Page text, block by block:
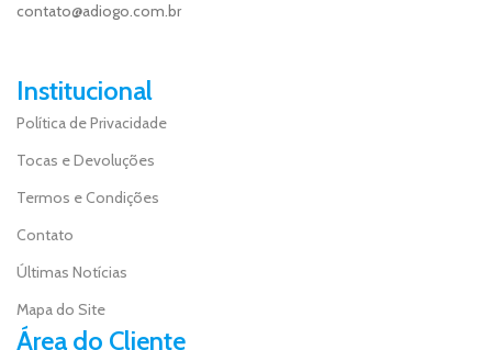
contato@adiogo.com.br
Institucional
Política de Privacidade
Tocas e Devoluções
Termos e Condições
Contato
Últimas Notícias
Mapa do Site
Área do Cliente